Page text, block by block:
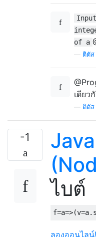
of a
ติตัส
เดีย
ติตัส
-1
ไบต์
f=a=>(v=a.
ลองออนไลน์!